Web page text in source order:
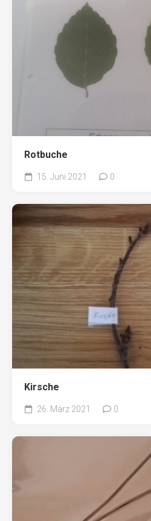
Rotbuche
15. Juni 2021 0
Kirsche
26. März 2021 0